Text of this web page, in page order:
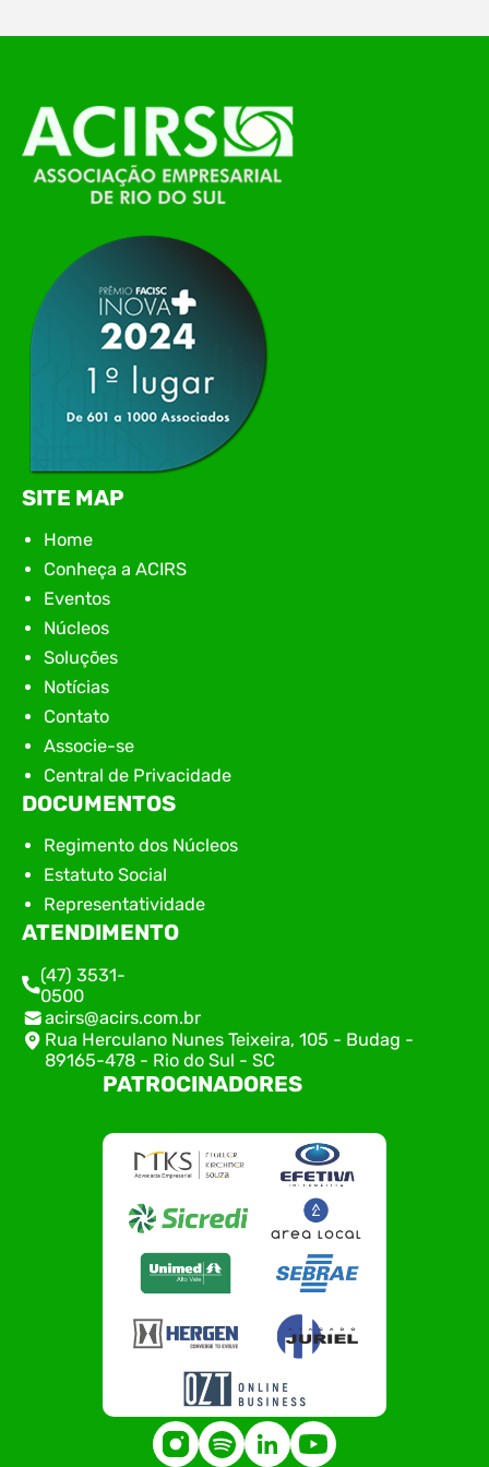
O Polo ACATE-ACIRS, por meio do NIAVI – Núcleo
de Tecnologia da Informação do Alto Vale do
Itajaí, realizou, no dia 21 de julho, o evento
Conexão Tech NIAVI, reunindo empresas de
tecnologia da região para uma noite de
apresentação de novas iniciativas para o setor. O
encontro aconteceu em Rio…
SITE MAP
Home
Conheça a ACIRS
Eventos
Núcleos
Soluções
Notícias
Contato
Associe-se
Central de Privacidade
DOCUMENTOS
Regimento dos Núcleos
Estatuto Social
Representatividade
ATENDIMENTO
(47) 3531-
0500
acirs@acirs.com.br
Rua Herculano Nunes Teixeira, 105 - Budag -
89165-478 - Rio do Sul - SC
PATROCINADORES